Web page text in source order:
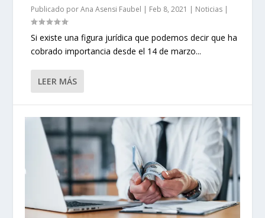
Publicado porAna Asensi Faubel | Feb 8, 2021 | Noticias |
Si existe una figura jurídica que podemos decir que ha
cobrado importancia desde el 14 de marzo...
LEER MÁS